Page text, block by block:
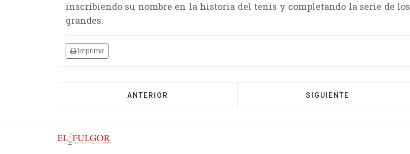
inscribiendo su nombre en la historia del tenis y completando la serie de los
grandes.
Imprimir
ANTERIOR SIGUIENTE